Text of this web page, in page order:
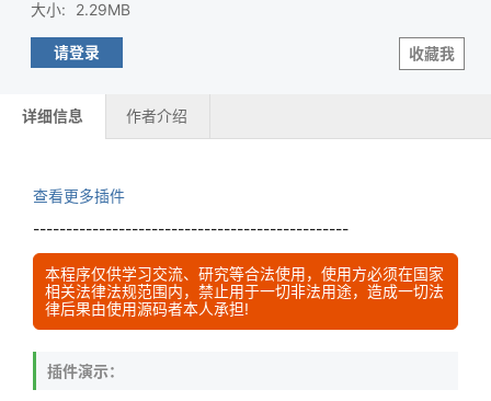
大小: 2.29MB
收藏我
请登录
详细信息 作者介绍
查看更多插件
------------------------------------------------
本程序仅供学习交流、研究等合法使用，使用方必须在国家
相关法律法规范围内，禁止用于一切非法用途，造成一切法
律后果由使用源码者本人承担!
插件演示：